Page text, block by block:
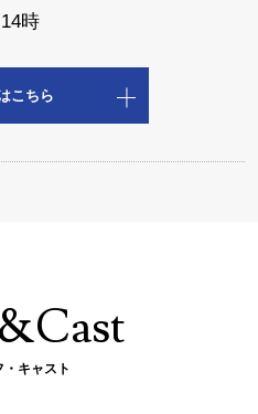
時
こちら
・キャスト